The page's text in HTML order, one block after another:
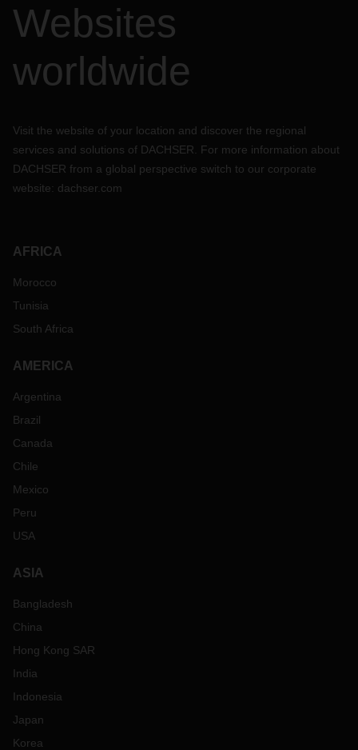
Websites
worldwide
Visit the website of your location and discover the regional
services and solutions of DACHSER. For more information about
DACHSER from a global perspective switch to our corporate
website: dachser.com
AFRICA
Morocco
Tunisia
South Africa
AMERICA
Argentina
Brazil
Canada
Chile
Mexico
Peru
USA
ASIA
Bangladesh
China
Hong Kong SAR
India
Indonesia
Japan
Korea